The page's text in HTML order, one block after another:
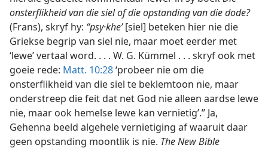
onsterflikheid van die siel of die opstanding van die dode?
(Frans), skryf hy: “psy·khe’[siel] beteken hier nie die
Griekse begrip van siel nie, maar moet eerder met
‘lewe’ vertaal word. . . . W. G. Kümmel . . . skryf ook met
goeie rede: Matt. 10:28‘probeer nie om die
onsterflikheid van die siel te beklemtoon nie, maar
onderstreep die feit dat net God nie alleen aardse lewe
nie, maar ook hemelse lewe kan vernietig’.” Ja,
Gehenna beeld algehele vernietiging af waaruit daar
geen opstanding moontlik is nie. The New Bible